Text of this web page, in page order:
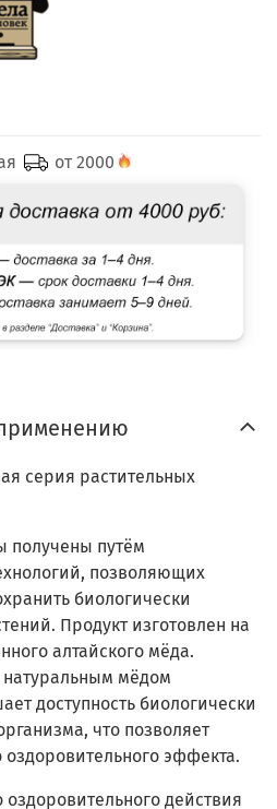
от 2000
серия растительных
получены путём
позволяющих
биологически
Продукт изготовлен на
алтайского мёда.
натуральным мёдом
доступность биологически
что позволяет
эффекта.
действия